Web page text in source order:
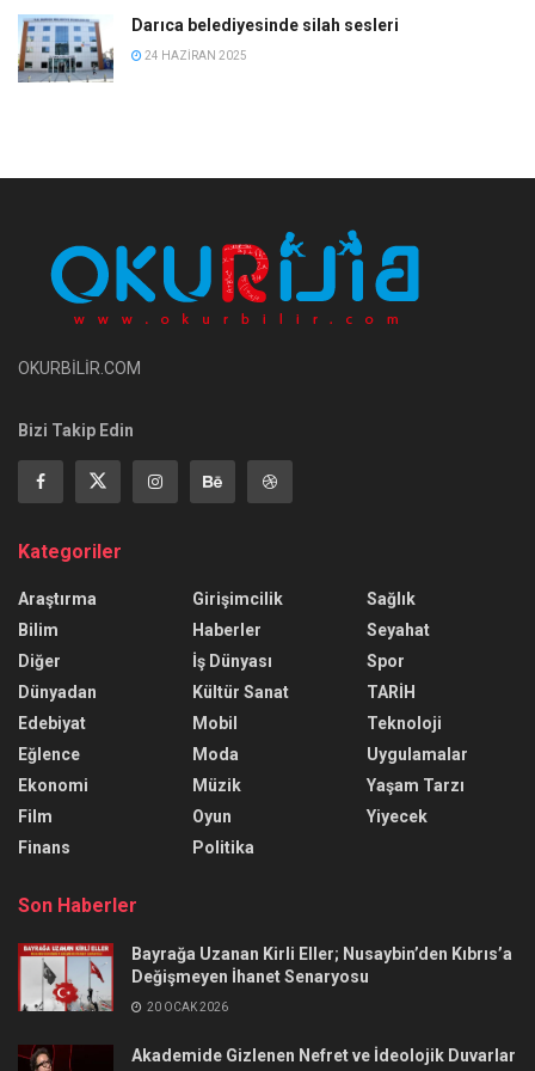
Darıca belediyesinde silah sesleri
24 HAZIRAN 2025
OKURBİLİR.COM
Bizi Takip Edin
Kategoriler
Araştırma
Bilim
Diğer
Dünyadan
Edebiyat
Eğlence
Ekonomi
Film
Finans
Girişimcilik
Haberler
İş Dünyası
Kültür Sanat
Mobil
Moda
Müzik
Oyun
Politika
Sağlık
Seyahat
Spor
TARİH
Teknoloji
Uygulamalar
Yaşam Tarzı
Yiyecek
Son Haberler
Bayrağa Uzanan Kirli Eller; Nusaybin’den Kıbrıs’a
Değişmeyen İhanet Senaryosu
20 OCAK 2026
Akademide Gizlenen Nefret ve İdeolojik Duvarlar